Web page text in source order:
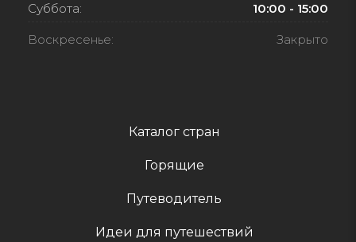
Каталог стран
Горящие
Путеводитель
Идеи для путешествий
Суббота: 10:00 - 15:00
Воскресенье: Закрыто